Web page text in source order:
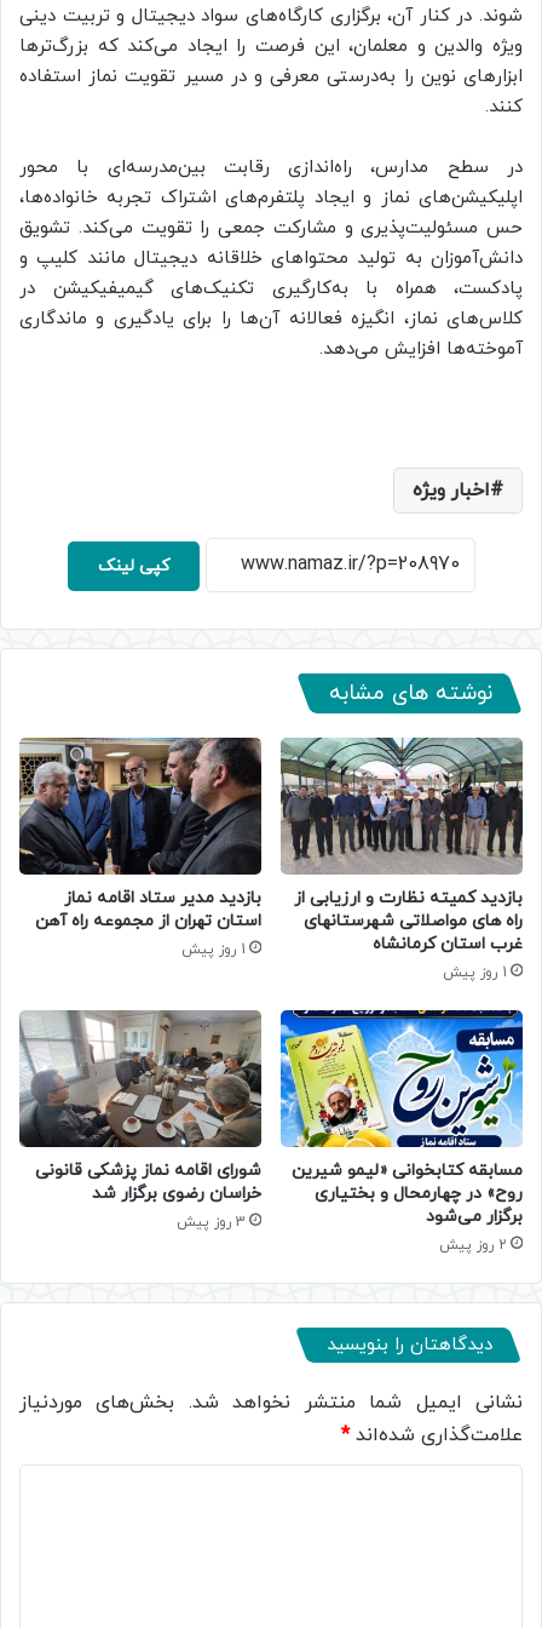
شوند. در کنار آن، برگزاری کارگاه‌های سواد دیجیتال و تربیت دینی
ویژه والدین و معلمان، این فرصت را ایجاد می‌کند که بزرگ‌ترها
ابزارهای نوین را به‌درستی معرفی و در مسیر تقویت نماز استفاده
کنند.
در سطح مدارس، راه‌اندازی رقابت بین‌مدرسه‌ای با محور
اپلیکیشن‌های نماز و ایجاد پلتفرم‌های اشتراک تجربه خانواده‌ها،
حس مسئولیت‌پذیری و مشارکت جمعی را تقویت می‌کند. تشویق
دانش‌آموزان به تولید محتواهای خلاقانه دیجیتال مانند کلیپ و
پادکست، همراه با به‌کارگیری تکنیک‌های گیمیفیکیشن در
کلاس‌های نماز، انگیزه فعالانه آن‌ها را برای یادگیری و ماندگاری
آموخته‌ها افزایش می‌دهد.
اخبار ویژه
کپی لینک
نوشته های مشابه
بازدید کمیته نظارت و ارزیابی از
راه های مواصلاتی شهرستانهای
غرب استان کرمانشاه
1 روز پیش
بازدید مدیر ستاد اقامه نماز
استان تهران از مجموعه راه آهن
1 روز پیش
مسابقه کتابخوانی «لیمو شیرین
روح» در چهارمحال و بختیاری
برگزار می‌شود
2 روز پیش
شورای اقامه نماز پزشکی قانونی
خراسان رضوی برگزار شد
3 روز پیش
دیدگاهتان را بنویسید
نشانی ایمیل شما منتشر نخواهد شد. بخش‌های موردنیاز
علامت‌گذاری شده‌اند*